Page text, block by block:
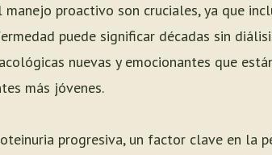
proactivo son cruciales, ya que
puede significar décadas sin
nuevas y emocionantes que
más jóvenes.
progresiva, un factor clave en la